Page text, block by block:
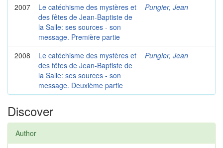
2007
Le catéchisme des mystères et
des fêtes de Jean-Baptiste de
la Salle: ses sources - son
message. Première partie
Pungier, Jean
2008
Le catéchisme des mystères et
des fêtes de Jean-Baptiste de
la Salle: ses sources - son
message. Deuxième partie
Pungier, Jean
Discover
Author